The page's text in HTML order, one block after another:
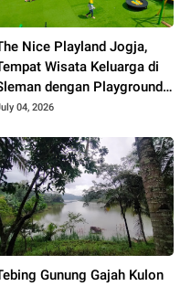
Nice Playland Jogja,
Wisata Keluarga di
dengan Playground
Wahana Seru
04, 2026
Gunung Gajah Kulon